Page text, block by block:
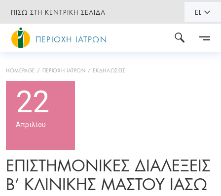
ΠΙΣΩ ΣΤΗ ΚΕΝΤΡΙΚΗ ΣΕΛΙΔΑ EL
ΠΕΡΙΟΧΗ ΙΑΤΡΩΝ
HOMEPAGE ΠΕΡΙΟΧΗ ΙΑΤΡΩΝ ΕΚΔΗΛΩΣΕΙΣ
22
Απριλίου
ΕΠΙΣΤΗΜΟΝΙΚΕΣ ΔΙΑΛΕΞΕΙΣ
Β’ ΚΛΙΝΙΚΗΣ ΜΑΣΤΟΥ ΙΑΣΩ